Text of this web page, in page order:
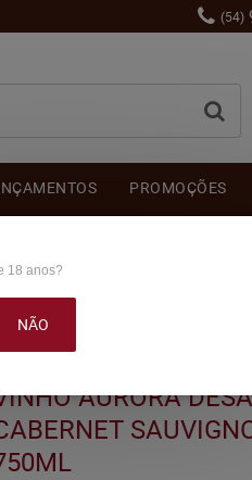
(54)
PROMOÇÕES
AURORA
18 anos?
NÃO